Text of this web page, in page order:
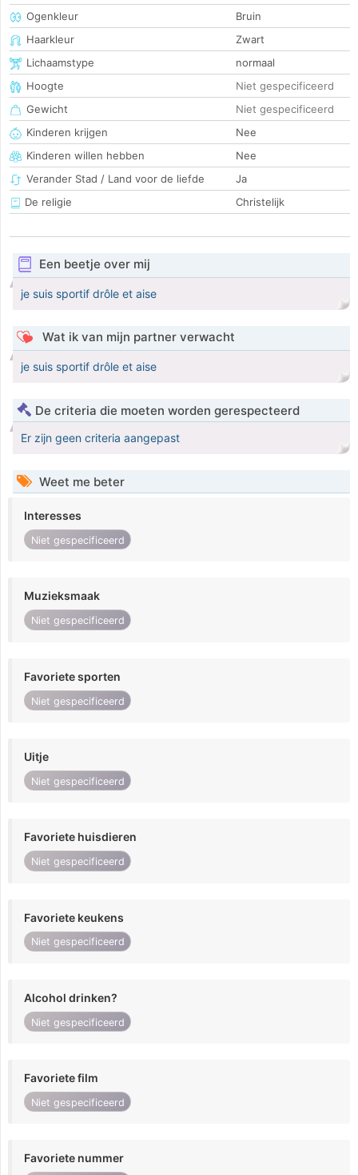
Ogenkleur
Bruin
Haarkleur
Zwart
Lichaamstype
normaal
Hoogte
Niet gespecificeerd
Gewicht
Niet gespecificeerd
Kinderen krijgen
Nee
Kinderen willen hebben
Nee
Verander Stad / Land voor de liefde
Ja
De religie
Christelijk
Een beetje over mij
je suis sportif drôle et aise
Wat ik van mijn partner verwacht
je suis sportif drôle et aise
De criteria die moeten worden gerespecteerd
Er zijn geen criteria aangepast
Weet me beter
Interesses
Niet gespecificeerd
Muzieksmaak
Niet gespecificeerd
Favoriete sporten
Niet gespecificeerd
Uitje
Niet gespecificeerd
Favoriete huisdieren
Niet gespecificeerd
Favoriete keukens
Niet gespecificeerd
Alcohol drinken?
Niet gespecificeerd
Favoriete film
Niet gespecificeerd
Favoriete nummer